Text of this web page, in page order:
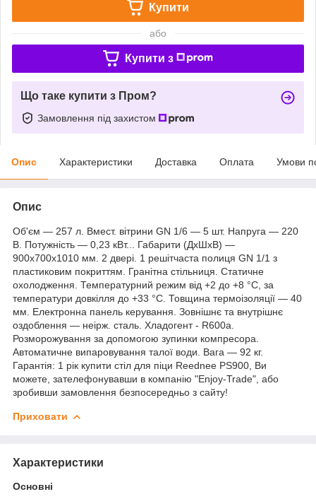
Купити
або
Купити з
Що таке купити з Пром?
Замовлення під захистом
Опис Характеристики Доставка Оплата Умови
Опис
Об'єм — 257 л. Вмест. вітрини GN 1/6 — 5 шт. Напруга — 220
В. Потужність — 0,23 кВт... Габарити (ДхШхВ) —
900x700x1010 мм. 2 двері. 1 решітчаста полиця GN 1/1 з
пластиковим покриттям. Гранітна стільниця. Статичне
охолодження. Температурний режим від +2 до +8 °C, за
температури довкілля до +33 °C. Товщина термоізоляції — 40
мм. Електронна панель керування. Зовнішнє та внутрішнє
оздоблення — неірж. сталь. Хладогент - R600a.
Розморожування за допомогою зупинки компресора.
Автоматичне випаровування талої води. Вага — 92 кг.
Гарантія: 1 рік купити стіл для піци Reednee PS900, Ви
можете, зателефонувавши в компанію "Enjoy-Trade", або
зробивши замовлення безпосередньо з сайту!
Приховати
Характеристики
Основні